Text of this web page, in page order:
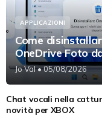
APPLICAZIONI
Come
OneDrive Foto
Jo Val• 05/08/2026
Chat vocali nella
novità per XBOX